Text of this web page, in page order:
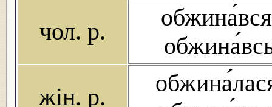
чол. р.
жін. р.